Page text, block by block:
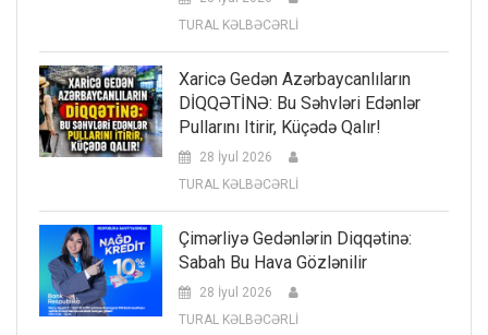
TURAL KƏLBƏCƏRLİ
Xaricə Gedən Azərbaycanlıların
DİQQƏTİNƏ: Bu Səhvləri Edənlər
Pullarını Itirir, Küçədə Qalır!
28 İyul 2026
TURAL KƏLBƏCƏRLİ
Çimərliyə Gedənlərin Diqqətinə:
Sabah Bu Hava Gözlənilir
28 İyul 2026
TURAL KƏLBƏCƏRLİ